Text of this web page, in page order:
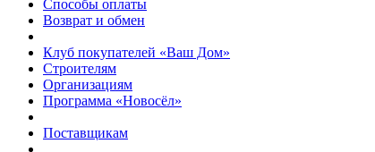
Способы оплаты
Возврат и обмен
Клуб покупателей «Ваш Дом»
Строителям
Организациям
Программа «Новосёл»
Поставщикам